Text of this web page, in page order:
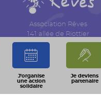
J'organise
une action
solidaire
Je deviens
partenaire
Association Rêves
141 allée de Riottier
CS 7007 – Limas
69651 Villefranche sur Saône
04 74 06 30 00